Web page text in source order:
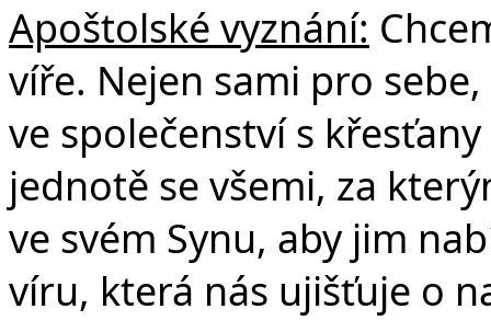
Apoštolské vyznání:
víře. Nejen sami pro
ve společenství s
jednotě se všemi, za
ve svém Synu, aby jim
víru, která nás ujišťuje o